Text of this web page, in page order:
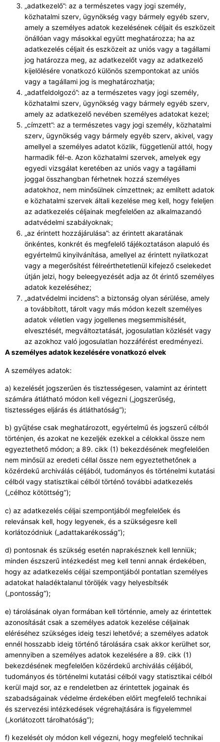
„adatkezelő”: az a természetes vagy jogi személy,
közhatalmi szerv, ügynökség vagy bármely egyéb szerv,
amely a személyes adatok kezelésének céljait és eszközeit
önállóan vagy másokkal együtt meghatározza; ha az
adatkezelés céljait és eszközeit az uniós vagy a tagállami
jog határozza meg, az adatkezelőt vagy az adatkezelő
kijelölésére vonatkozó különös szempontokat az uniós
vagy a tagállami jog is meghatározhatja;
„adatfeldolgozó”: az a természetes vagy jogi személy,
közhatalmi szerv, ügynökség vagy bármely egyéb szerv,
amely az adatkezelő nevében személyes adatokat kezel;
„címzett”: az a természetes vagy jogi személy, közhatalmi
szerv, ügynökség vagy bármely egyéb szerv, akivel, vagy
amellyel a személyes adatot közlik, függetlenül attól, hogy
harmadik fél-e. Azon közhatalmi szervek, amelyek egy
egyedi vizsgálat keretében az uniós vagy a tagállami
joggal összhangban férhetnek hozzá személyes
adatokhoz, nem minősülnek címzettnek; az említett adatok
e közhatalmi szervek általi kezelése meg kell, hogy feleljen
az adatkezelés céljainak megfelelően az alkalmazandó
adatvédelmi szabályoknak;
„az érintett hozzájárulása”: az érintett akaratának
önkéntes, konkrét és megfelelő tájékoztatáson alapuló és
egyértelmű kinyilvánítása, amellyel az érintett nyilatkozat
vagy a megerősítést félreérthetetlenül kifejező cselekedet
útján jelzi, hogy beleegyezését adja az őt érintő személyes
adatok kezeléséhez;
„adatvédelmi incidens”: a biztonság olyan sérülése, amely
a továbbított, tárolt vagy más módon kezelt személyes
adatok véletlen vagy jogellenes megsemmisítését,
elvesztését, megváltoztatását, jogosulatlan közlését vagy
az azokhoz való jogosulatlan hozzáférést eredményezi.
A személyes adatok kezelésére vonatkozó elvek
A személyes adatok:
a) kezelését jogszerűen és tisztességesen, valamint az érintett
számára átlátható módon kell végezni („jogszerűség,
tisztességes eljárás és átláthatóság”);
b) gyűjtése csak meghatározott, egyértelmű és jogszerű célból
történjen, és azokat ne kezeljék ezekkel a célokkal össze nem
egyeztethető módon; a 89. cikk (1) bekezdésének megfelelően
nem minősül az eredeti céllal össze nem egyeztethetőnek a
közérdekű archiválás céljából, tudományos és történelmi kutatási
célból vagy statisztikai célból történő további adatkezelés
(„célhoz kötöttség”);
c) az adatkezelés céljai szempontjából megfelelőek és
relevánsak kell, hogy legyenek, és a szükségesre kell
korlátozódniuk („adattakarékosság”);
d) pontosnak és szükség esetén naprakésznek kell lenniük;
minden észszerű intézkedést meg kell tenni annak érdekében,
hogy az adatkezelés céljai szempontjából pontatlan személyes
adatokat haladéktalanul töröljék vagy helyesbítsék
(„pontosság”);
e) tárolásának olyan formában kell történnie, amely az érintettek
azonosítását csak a személyes adatok kezelése céljainak
eléréséhez szükséges ideig teszi lehetővé; a személyes adatok
ennél hosszabb ideig történő tárolására csak akkor kerülhet sor,
amennyiben a személyes adatok kezelésére a 89. cikk (1)
bekezdésének megfelelően közérdekű archiválás céljából,
tudományos és történelmi kutatási célból vagy statisztikai célból
kerül majd sor, az e rendeletben az érintettek jogainak és
szabadságainak védelme érdekében előírt megfelelő technikai
és szervezési intézkedések végrehajtására is figyelemmel
(„korlátozott tárolhatóság”);
f) kezelését oly módon kell végezni, hogy megfelelő technikai